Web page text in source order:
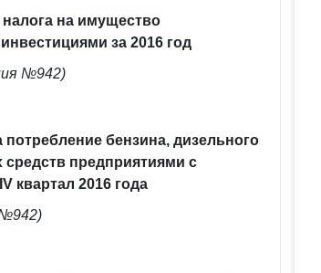
на имущество
за 2016 год
№942)
потребление бензина, дизельного
средств предприятиями с
квартал 2016 года